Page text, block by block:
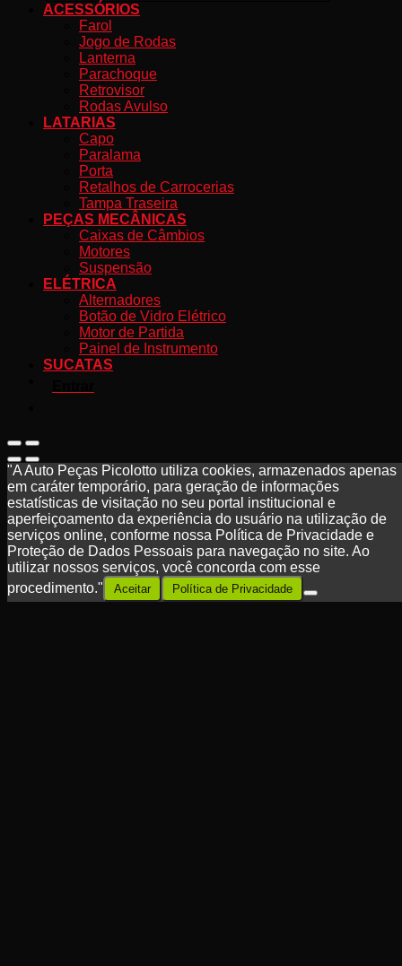
ACESSÓRIOS
Farol
Jogo de Rodas
Lanterna
Parachoque
Retrovisor
Rodas Avulso
LATARIAS
Capo
Paralama
Porta
Retalhos de Carrocerias
Tampa Traseira
PEÇAS MECÂNICAS
Caixas de Câmbios
Motores
Suspensão
ELÉTRICA
Alternadores
Botão de Vidro Elétrico
Motor de Partida
Painel de Instrumento
SUCATAS
"A Auto Peças Picolotto utiliza cookies, armazenados apenas
em caráter temporário, para geração de informações
estatísticas de visitação no seu portal institucional e
aperfeiçoamento da experiência do usuário na utilização de
serviços online, conforme nossa Política de Privacidade e
Proteção de Dados Pessoais para navegação no site. Ao
utilizar nossos serviços, você concorda com esse
procedimento."
Aceitar Política de Privacidade